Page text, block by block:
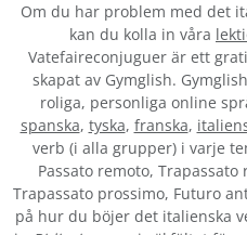
Om du har problem med det
kan du kolla in våra
Vatefaireconjuguer är ett
skapat av Gymglish.
roliga, personliga online
spanska, tyska, franska,
verb (i alla grupper) i varje
Passato remoto,
Trapassato prossimo, Futuro
på hur du böjer det italienska